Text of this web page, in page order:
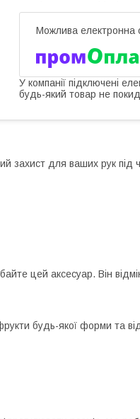
У компанії підключені
будь-який товар не
захист для ваших рук під
цей аксесуар. Він
будь-якої форми та